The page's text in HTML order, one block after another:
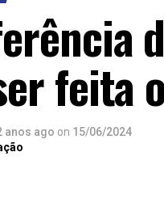
feita
anos ago on 15/06/2024